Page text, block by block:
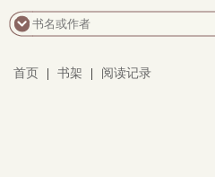
首页 书架 阅读记录